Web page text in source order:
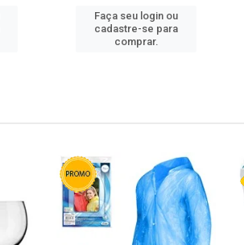
Faça seu login ou
cadastre-se para
comprar.